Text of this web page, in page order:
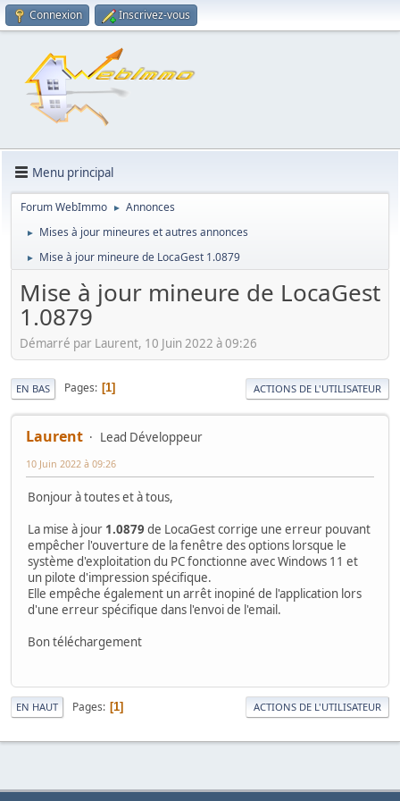
Connexion Inscrivez-vous
Menu principal
Forum WebImmo ► Annonces
► Mises à jour mineures et autres annonces
► Mise à jour mineure de LocaGest 1.0879
Mise à jour mineure de LocaGest
1.0879
Démarré par Laurent, 10 Juin 2022 à 09:26
EN BAS Pages 1 ACTIONS DE L'UTILISATEUR
Laurent Lead Développeur
10 Juin 2022 à 09:26
Bonjour à toutes et à tous,
La mise à jour 1.0879 de LocaGest corrige une erreur pouvant
empêcher l'ouverture de la fenêtre des options lorsque le
système d'exploitation du PC fonctionne avec Windows 11 et
un pilote d'impression spécifique.
Elle empêche également un arrêt inopiné de l'application lors
d'une erreur spécifique dans l'envoi de l'email.
Bon téléchargement
EN HAUT Pages 1 ACTIONS DE L'UTILISATEUR